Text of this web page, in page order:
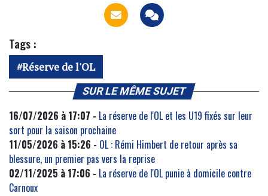
Tags :
Réserve de l'OL
SUR LE MÊME SUJET
16/07/2026 à 17:07 - La réserve de l'OL et les U19 fixés sur leur
sort pour la saison prochaine
11/05/2026 à 15:26 - OL : Rémi Himbert de retour après sa
blessure, un premier pas vers la reprise
02/11/2025 à 17:06 - La réserve de l'OL punie à domicile contre
Carnoux